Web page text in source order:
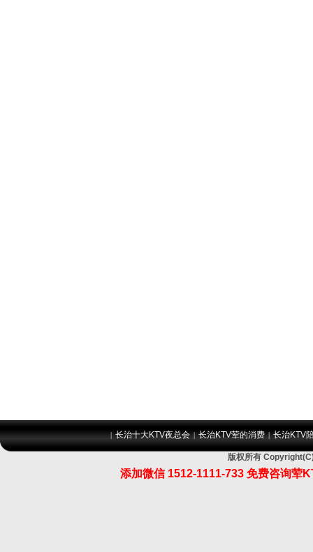
|长治十大KTV夜总会 |长治KTV荤的消费 |长治KTV
版权所有
添加微信 1512-1111-733 免费咨询荤